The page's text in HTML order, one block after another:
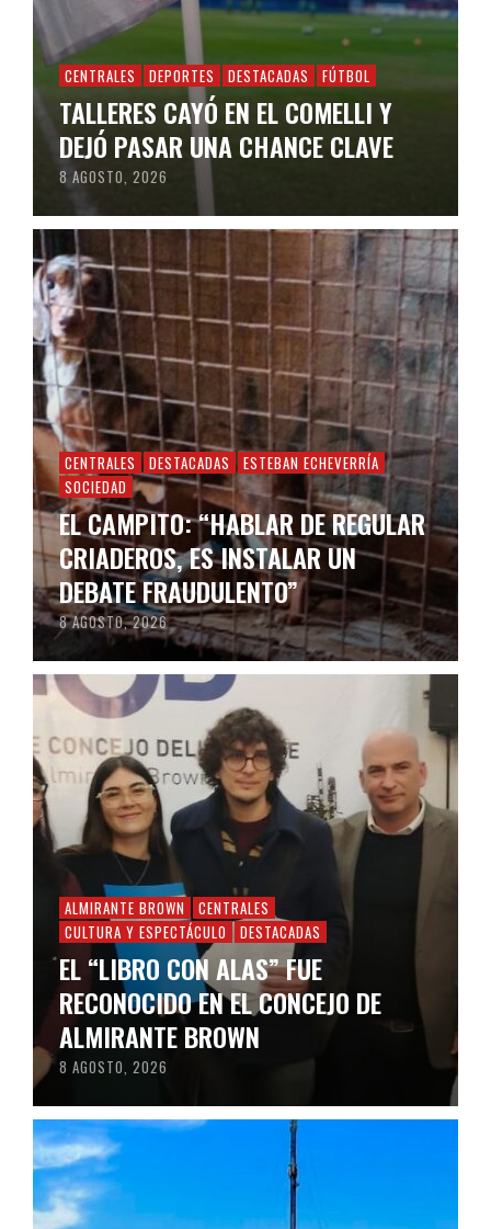
CENTRALES DEPORTES DESTACADAS FÚTBOL
TALLERES CAYÓ EN EL COMELLI Y
DEJÓ PASAR UNA CHANCE CLAVE
8 AGOSTO, 2026
CENTRALES DESTACADAS
ESTEBAN ECHEVERRÍA
SOCIEDAD
EL CAMPITO: “HABLAR DE REGULAR
CRIADEROS, ES INSTALAR UN
DEBATE FRAUDULENTO”
8 AGOSTO, 2026
ALMIRANTE BROWN
CENTRALES
CULTURA Y ESPECTÁCULO
DESTACADAS
EL “LIBRO CON ALAS” FUE
RECONOCIDO EN EL CONCEJO DE
ALMIRANTE BROWN
8 AGOSTO, 2026